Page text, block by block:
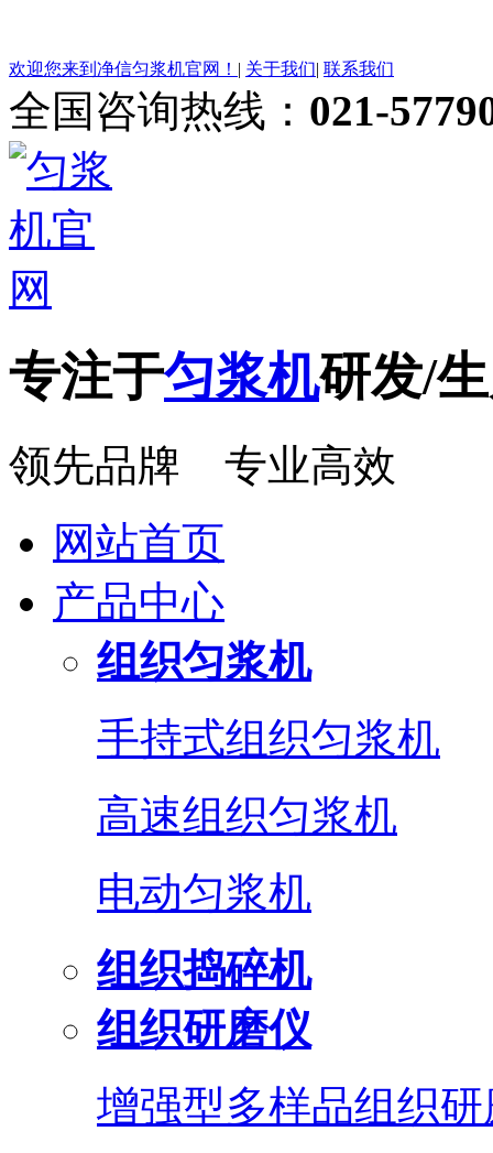
欢迎您来到净信匀浆机官网！ | 关于我们| 联系我们
全国咨询热线： 021-
专注于匀浆机研发/
领先品牌 专业高效
网站首页
产品中心
组织匀浆机
手持式组织匀浆机
高速组织匀浆机
电动匀浆机
组织捣碎机
组织研磨仪
增强型多样品组织